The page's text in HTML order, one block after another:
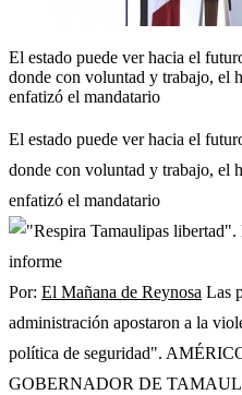
El estado puede ver hacia el
donde con voluntad y trabajo, el
enfatizó el mandatario
El estado puede ver hacia el
donde con voluntad y trabajo, el
enfatizó el mandatario
Por: El Mañana de Reynosa Las
administración apostaron a la
política de seguridad".
GOBERNADOR DE